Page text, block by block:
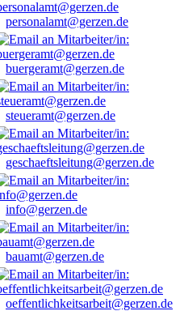
personalamt@gerzen.de
buergeramt@gerzen.de
steueramt@gerzen.de
geschaeftsleitung@gerzen.de
info@gerzen.de
bauamt@gerzen.de
oeffentlichkeitsarbeit@gerzen.de